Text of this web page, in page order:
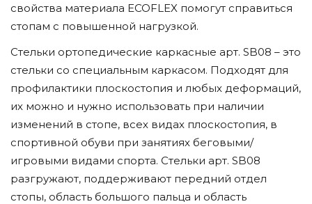
свойства материала ECOFLEX помогут справиться
стопам с повышенной нагрузкой.
Стельки ортопедические каркасные арт. SB08 – это
стельки со специальным каркасом. Подходят для
профилактики плоскостопия и любых деформаций,
их можно и нужно использовать при наличии
изменений в стопе, всех видах плоскостопия, в
спортивной обуви при занятиях беговыми/
игровыми видами спорта. Стельки арт. SB08
разгружают, поддерживают передний отдел
стопы, область большого пальца и область